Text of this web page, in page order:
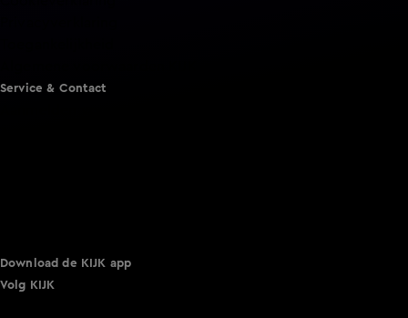
Service & Contact
Download de KIJK app
Volg KIJK